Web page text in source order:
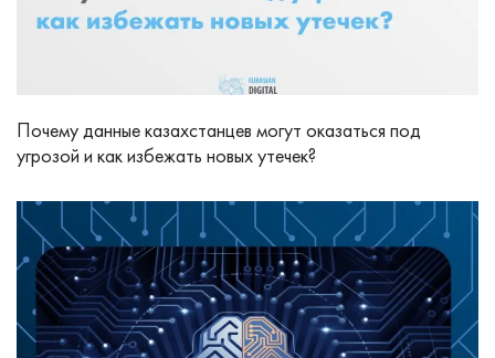
Почему данные казахстанцев могут оказаться под
угрозой и как избежать новых утечек?